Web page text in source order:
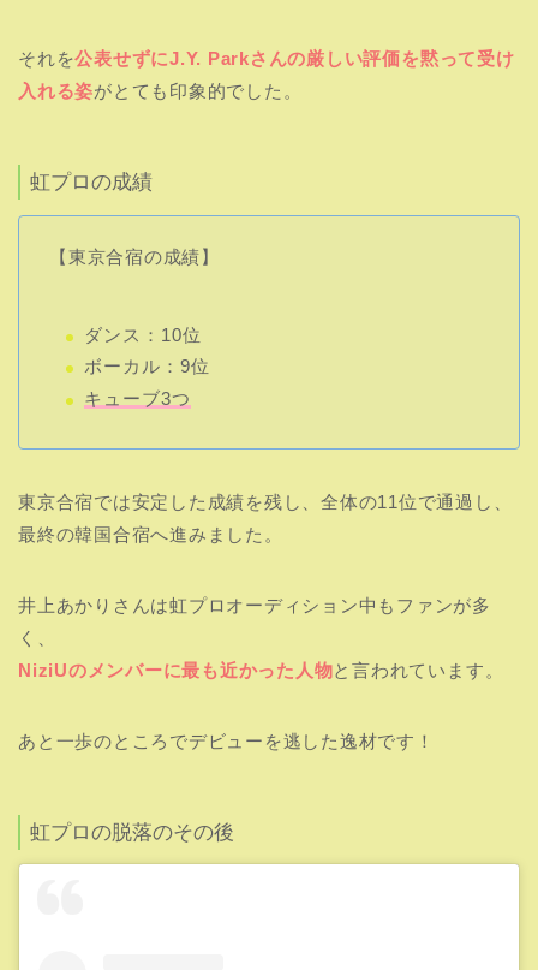
それを公表せずにJ.Y. Parkさんの厳しい評価を黙って受け
入れる姿がとても印象的でした。
虹プロの成績
【東京合宿の成績】
ダンス：10位
ボーカル：9位
キューブ3つ
東京合宿では安定した成績を残し、全体の11位で通過し、
最終の韓国合宿へ進みました。
井上あかりさんは虹プロオーディション中もファンが多
く、
NiziUのメンバーに最も近かった人物と言われています。
あと一歩のところでデビューを逃した逸材です！
虹プロの脱落のその後